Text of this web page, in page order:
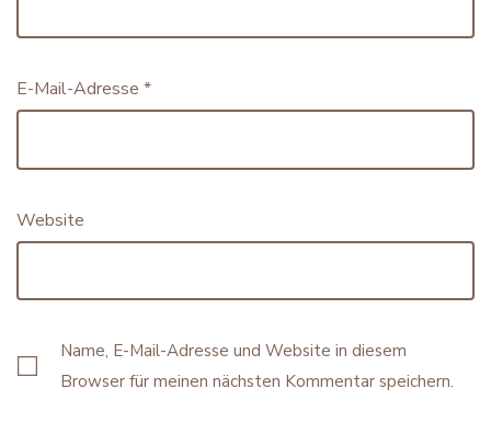
E-Mail-Adresse *
Website
Name, E-Mail-Adresse und Website in diesem
Browser für meinen nächsten Kommentar speichern.